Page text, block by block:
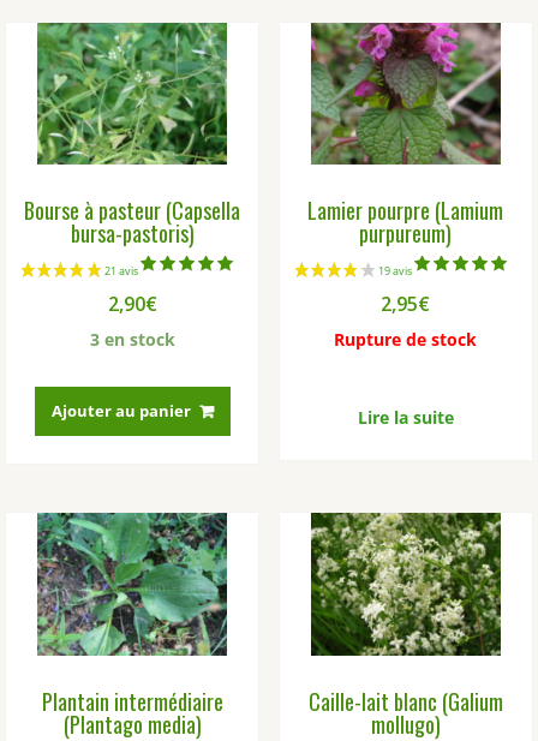
Bourse à pasteur (Capsella
bursa-pastoris)
2,90€
3 en stock
Ajouter au panier
Lamier pourpre (Lamium
purpureum)
2,95€
Rupture de stock
Lire la suite
Plantain intermédiaire
(Plantago media)
Caille-lait blanc (Galium
mollugo)